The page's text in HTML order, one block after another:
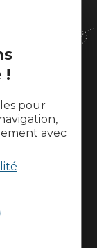
!
pour
avec